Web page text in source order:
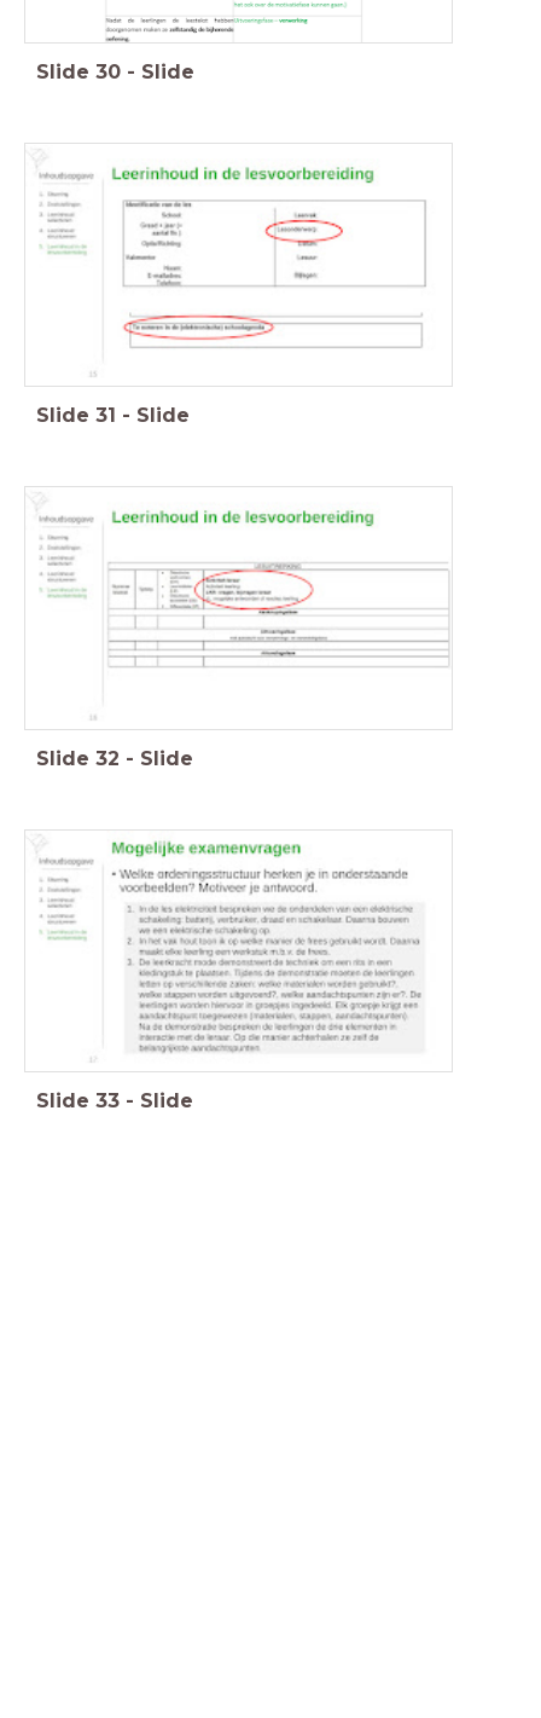
Slide 30 - Slide
Slide 31 - Slide
Slide 32 - Slide
Slide 33 - Slide